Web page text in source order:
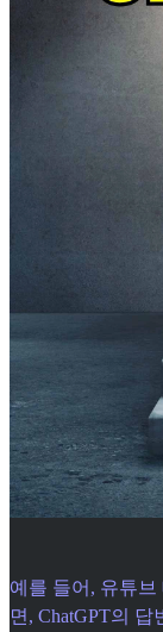
예를 들어, 유튜브
면, ChatGPT의